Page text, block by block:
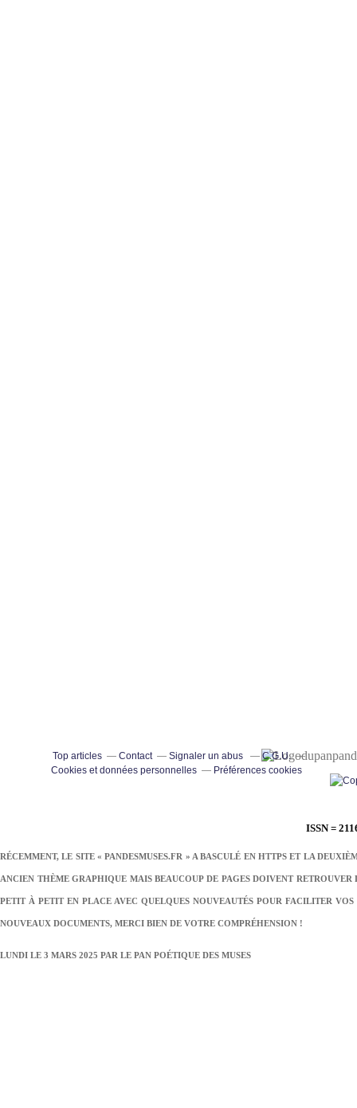
ISSN =
RÉCEMMENT, LE SITE « PANDESMUSES.FR » A BASCULÉ EN HTTPS ET LA
ANCIEN THÈME GRAPHIQUE MAIS BEAUCOUP DE PAGES DOIVENT
PETIT À PETIT EN PLACE AVEC QUELQUES NOUVEAUTÉS POUR FACILITER
NOUVEAUX DOCUMENTS, MERCI BIEN DE VOTRE COMPRÉHENSION !
LUNDI LE 3 MARS 2025 PAR LE PAN POÉTIQUE DES MUSES
Top articles Contact Signaler un abus
C.G.U.
Cookies et données personnelles
Préférences cookies